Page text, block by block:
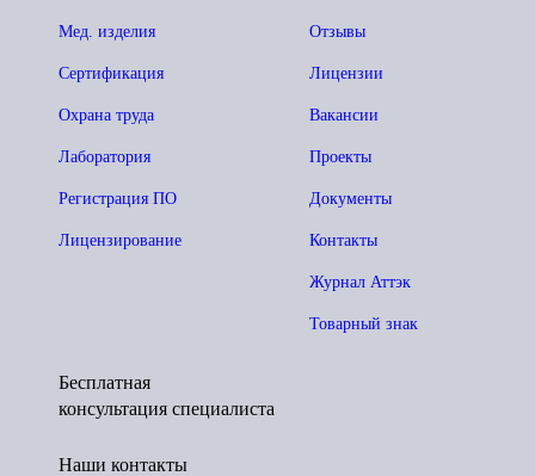
Отзывы
Лицензии
Вакансии
Проекты
Документы
Контакты
Журнал Аттэк
Товарный знак
Мед. изделия
Сертификация
Охрана труда
Лаборатория
Регистрация ПО
Лицензирование
Бесплатная
консультация специалиста
Наши контакты